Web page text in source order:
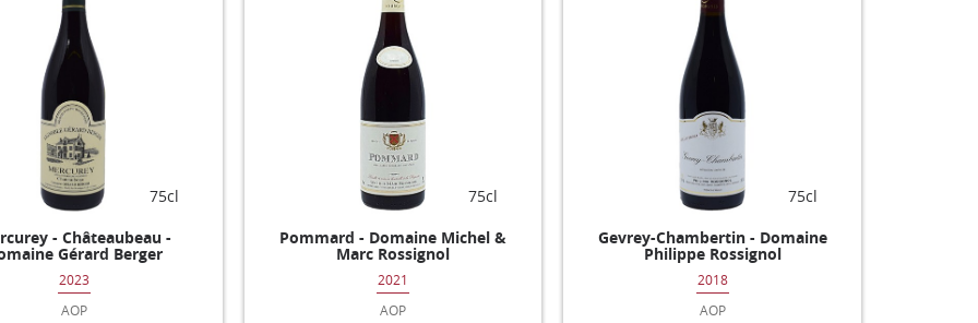
75cl
- Châteaubeau -
Gérard Berger
2023
AOP
75cl
Pommard - Domaine Michel &
Marc Rossignol
2021
AOP
75cl
Gevrey-Chambertin - Domaine
Philippe Rossignol
2018
AOP